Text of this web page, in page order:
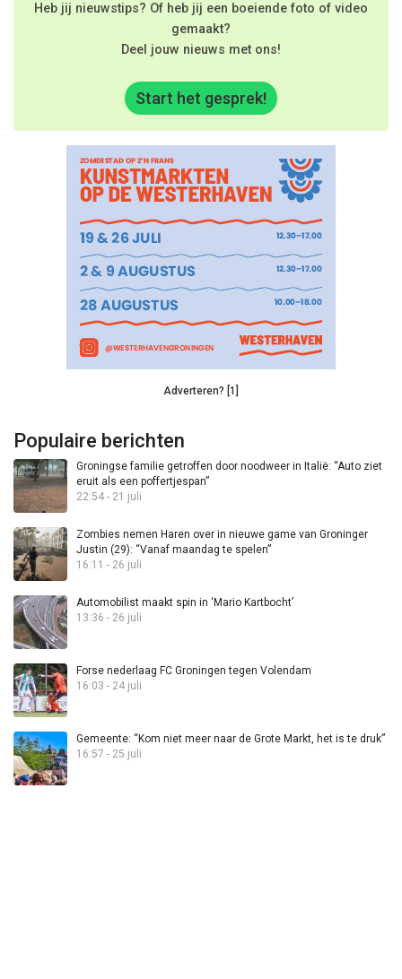
Heb jij nieuwstips? Of heb jij een boeiende foto of video
gemaakt?
Deel jouw nieuws met ons!
Start het gesprek!
Adverteren? [1]
Populaire berichten
Groningse familie getroffen door noodweer in Italië: “Auto ziet
eruit als een poffertjespan”
22:54 - 21 juli
Zombies nemen Haren over in nieuwe game van Groninger
Justin (29): “Vanaf maandag te spelen”
16:11 - 26 juli
Automobilist maakt spin in ‘Mario Kartbocht’
13:36 - 26 juli
Forse nederlaag FC Groningen tegen Volendam
16:03 - 24 juli
Gemeente: “Kom niet meer naar de Grote Markt, het is te druk”
16:57 - 25 juli